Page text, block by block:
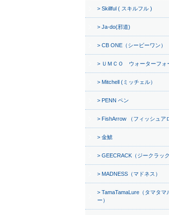
Skillful ( スキルフル )
Ja-do(邪道)
CB ONE（シービーワン）
ＵＭＣＯ ウォーターフォ
Mitchell (ミッチェル）
PENN ペン
FishArrow （フィッシュア
金鯱
GEECRACK（ジークラック
MADNESS（マドネス）
TamaTamaLure（タマタマ
ー）